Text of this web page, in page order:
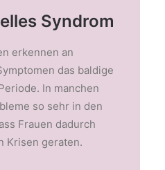
Syndrom
erkennen an
das baldige
In manchen
so sehr in den
Frauen dadurch
Krisen geraten.